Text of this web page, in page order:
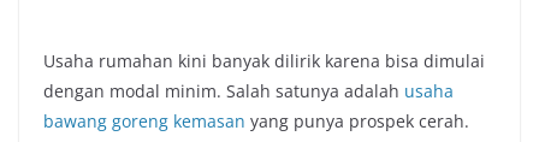
Usaha rumahan kini banyak dilirik karena bisa dimulai
dengan modal minim. Salah satunya adalah usaha
bawang goreng kemasan yang punya prospek cerah.